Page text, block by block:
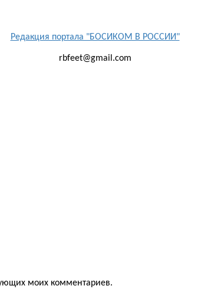
Редакция портала "БОСИКОМ В РОССИИ"
rbfeet@gmail.com
моих комментариев.